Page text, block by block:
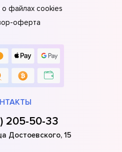
файлах cookies
оферта
205-50-33
Достоевского, 15